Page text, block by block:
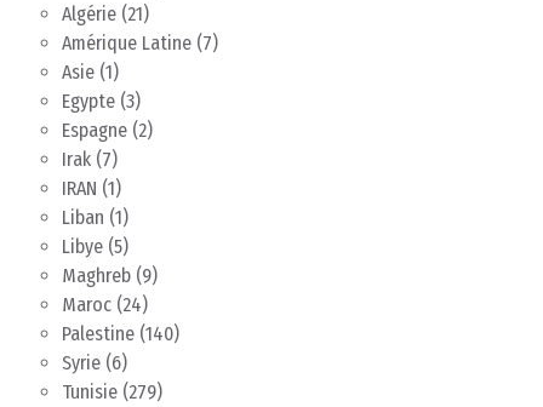
Algérie (21)
Amérique Latine (7)
Asie (1)
Egypte (3)
Espagne (2)
Irak (7)
IRAN (1)
Liban (1)
Libye (5)
Maghreb (9)
Maroc (24)
Palestine (140)
Syrie (6)
Tunisie (279)